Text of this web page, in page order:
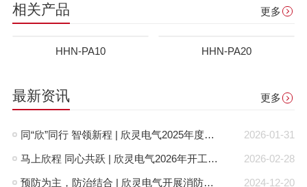
相关产品 更多
HHN-PA10 HHN-PA20
最新资讯 更多
2026-01-31
同“欣”同行 智领新程 | 欣灵电气2025年度表彰总结大会暨新年酒会成功举办！
2026-02-28
马上欣程 同心共跃 | 欣灵电气2026年开工大吉！
2024-12-20
预防为主，防治结合 | 欣灵电气开展消防应急预案演练活动